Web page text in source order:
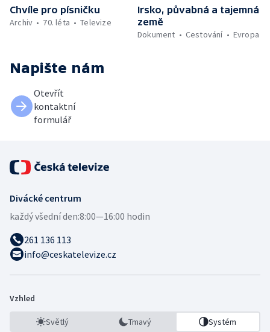
Chvíle pro písničku
Archiv
70. léta Televize
Irsko, půvabná a tajemná
země
Dokument
Cestování Evropa
Napište nám
Otevřít
kontaktní
formulář
Divácké centrum
každý všední den:8:00—16:00 hodin
261 136 113
info@ceskatelevize.cz
Vzhled
Světlý Tmavý Systém